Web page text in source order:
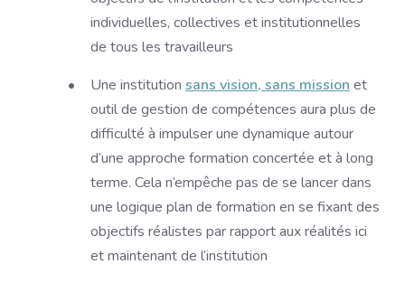
individuelles, collectives et institutionnelles
de tous les travailleurs
Une institution sans vision, sans mission et
outil de gestion de compétences aura plus de
difficulté à impulser une dynamique autour
d’une approche formation concertée et à long
terme. Cela n’empêche pas de se lancer dans
une logique plan de formation en se fixant des
objectifs réalistes par rapport aux réalités ici
et maintenant de l’institution